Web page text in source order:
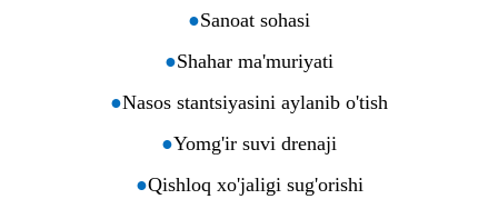
●Sanoat sohasi
●Shahar ma'muriyati
●Nasos stantsiyasini aylanib o'tish
●Yomg'ir suvi drenaji
●Qishloq xo'jaligi sug'orishi